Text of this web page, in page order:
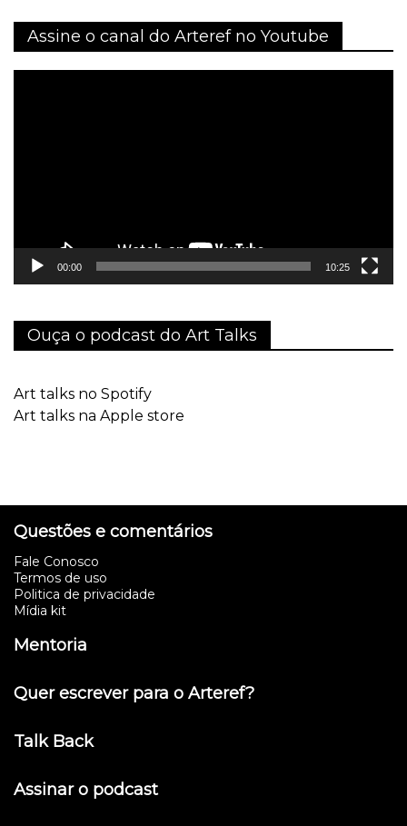
Assine o canal do Arteref no Youtube
00:00 10:25
Ouça o podcast do Art Talks
Art talks no Spotify
Art talks na Apple store
Questões e comentários
Fale Conosco
Termos de uso
Politica de privacidade
Mídia kit
Mentoria
Quer escrever para o Arteref?
Talk Back
Assinar o podcast